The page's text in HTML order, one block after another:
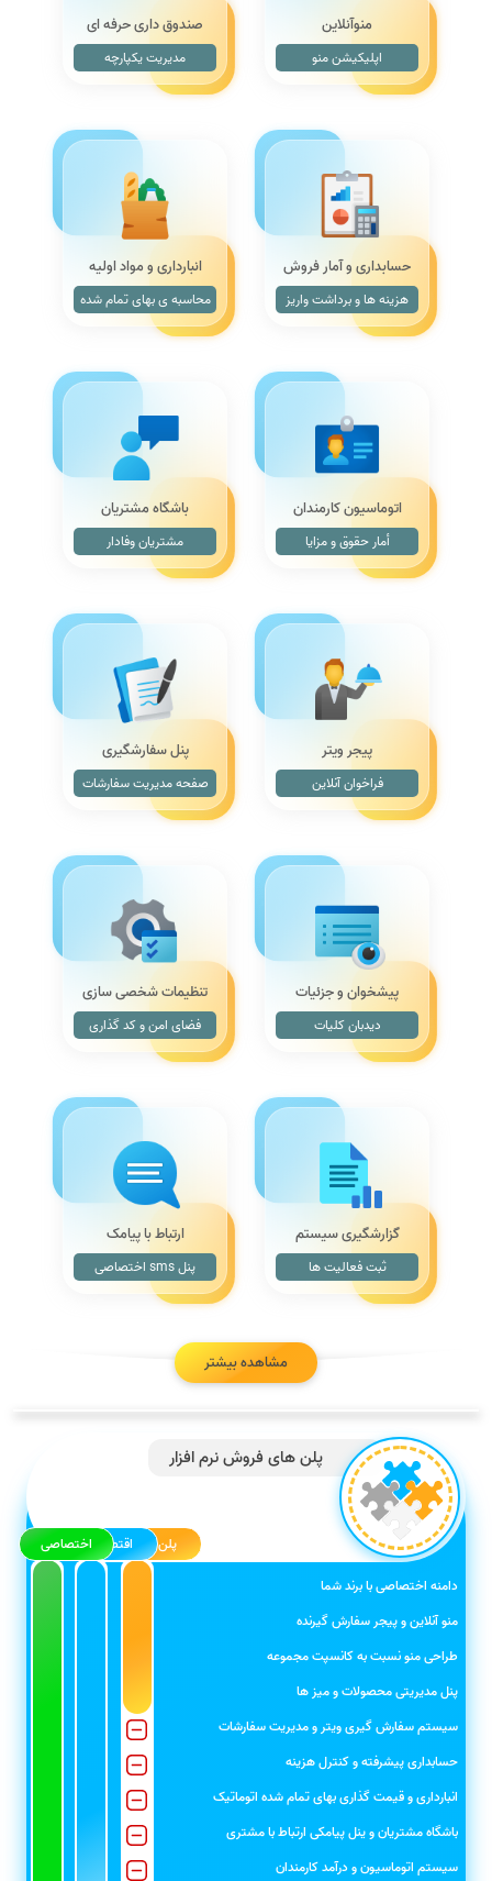
منوآنلاین
اپلیکیشن منو
صندوق داری حرفه ای
مدیریت یکپارچه
حسابداری و آمار فروش
هزینه ها و برداشت واریز
انبارداری و مواد اولیه
محاسبه ی بهای تمام شده
اتوماسیون کارمندان
أمار حقوق و مزایا
باشگاه مشتریان
مشتریان وفادار
پیجر ویتر
فراخوان آنلاین
پنل سفارشگیری
صفحه مدیریت سفارشات
پیشخوان و جزئیات
دیدبان کلیات
تنظیمات شخصی سازی
فضای امن و کد گذاری
گزارشگیری سیستم
ثبت فعالیت ها
ارتباط با پیامک
پنل sms اختصاصی
مشاهده بیشتر
پلن های فروش نرم افزار
پلن پایه اقتصادیاختصاصی
دامنه اختصاصی با برند شما
منو آنلاین و پیجر سفارش گیرنده
طراحی منو نسبت به کانسپت مجموعه
پنل مدیریتی محصولات و میز ها
سیستم سفارش گیری ویتر و مدیریت سفارشات
حسابداری پیشرفته و کنترل هزینه
انبارداری و قیمت گذاری بهای تمام شده اتوماتیک
باشگاه مشتریان و ينل پیامکی ارتباط با مشتری
سیستم اتوماسیون و درآمد کارمندان